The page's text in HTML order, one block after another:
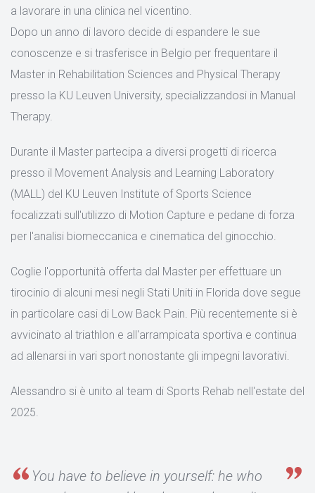
a lavorare in una clinica nel vicentino.
Dopo un anno di lavoro decide di espandere le sue
conoscenze e si trasferisce in Belgio per frequentare il
Master in Rehabilitation Sciences and Physical Therapy
presso la KU Leuven University, specializzandosi in Manual
Therapy.
Durante il Master partecipa a diversi progetti di ricerca
presso il Movement Analysis and Learning Laboratory
(MALL) del KU Leuven Institute of Sports Science
focalizzati sull'utilizzo di Motion Capture e pedane di forza
per l'analisi biomeccanica e cinematica del ginocchio.
Coglie l'opportunità offerta dal Master per effettuare un
tirocinio di alcuni mesi negli Stati Uniti in Florida dove segue
in particolare casi di Low Back Pain. Più recentemente si è
avvicinato al triathlon e all'arrampicata sportiva e continua
ad allenarsi in vari sport nonostante gli impegni lavorativi.
Alessandro si è unito al team di Sports Rehab nell'estate del
2025.
You have to believe in yourself: he who